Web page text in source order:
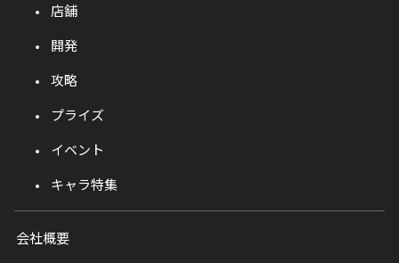
店舗
開発
攻略
プライズ
イベント
キャラ特集
会社概要